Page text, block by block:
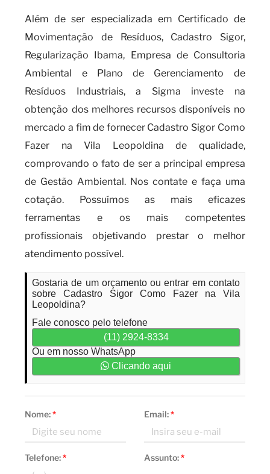
Além de ser especializada em Certificado de
Movimentação de Resíduos, Cadastro Sigor,
Regularização Ibama, Empresa de Consultoria
Ambiental e Plano de Gerenciamento de
Resíduos Industriais, a Sigma investe na
obtenção dos melhores recursos disponíveis no
mercado a fim de fornecer Cadastro Sigor Como
Fazer na Vila Leopoldina de qualidade,
comprovando o fato de ser a principal empresa
de Gestão Ambiental. Nos contate e faça uma
cotação. Possuímos as mais eficazes
ferramentas e os mais competentes
profissionais objetivando prestar o melhor
atendimento possível.
Gostaria de um orçamento ou entrar em contato
sobre Cadastro Sigor Como Fazer na Vila
Leopoldina?
Fale conosco pelo telefone
(11) 2924-8334
Ou em nosso WhatsApp
Clicando aqui
Nome:* Email:*
Telefone:* Assunto:*